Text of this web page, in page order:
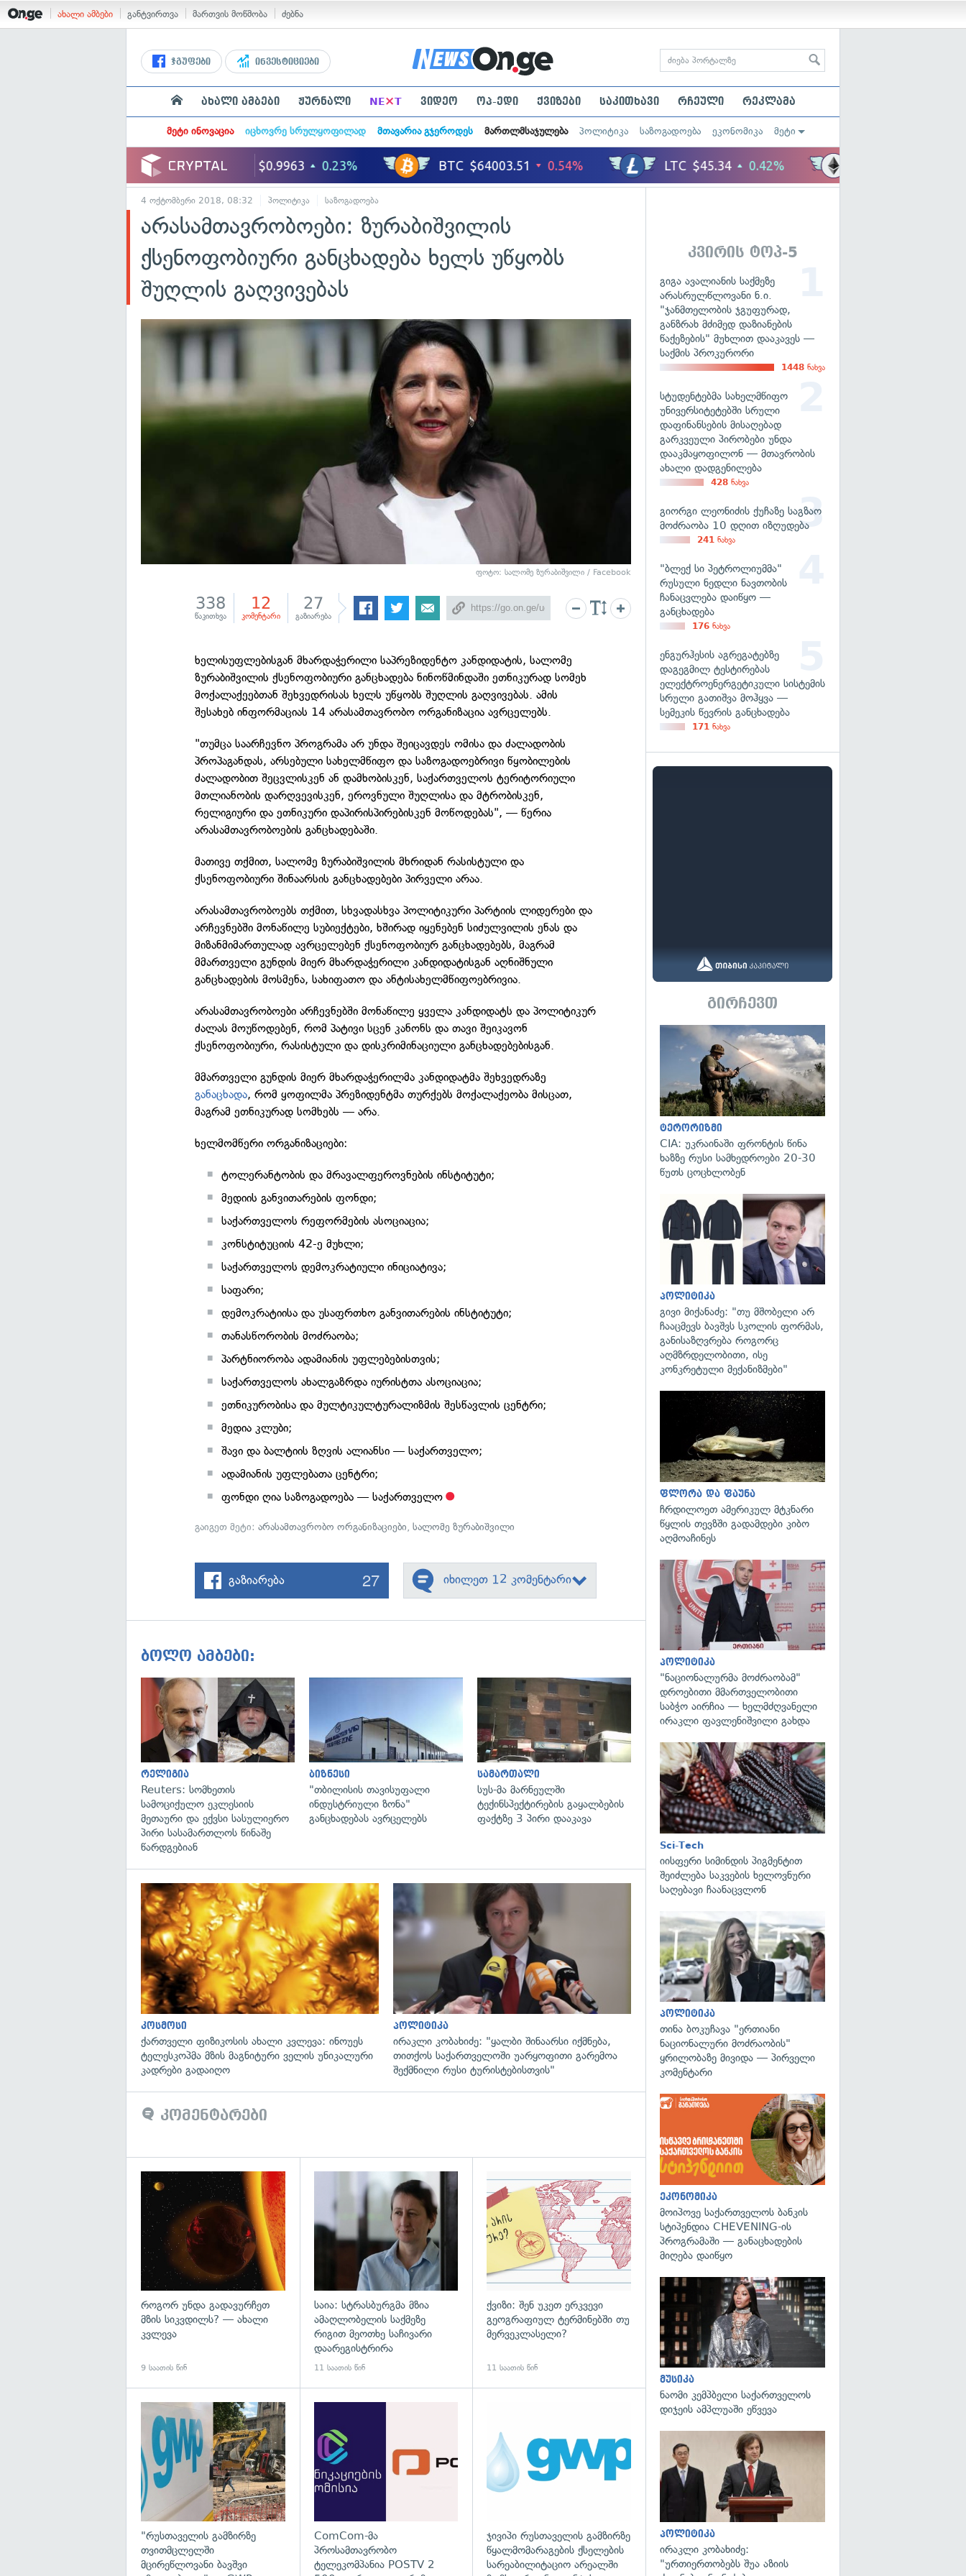
ახალი ამბები განტვირთვა მართვის მოწმობა ძებნა
ჯგუფები ინვესტიციები
ახალი ამბები ჟურნალი NE×T ვიდეო ოპ-ედი ქვიზები საკითხავი რჩეული რეკლამა
მეტი ინოვაცია იცხოვრე სრულყოფილად მთავარია გჯეროდეს მართლმსაჯულება პოლიტიკა საზოგადოება ეკონომიკა მეტი
4 ოქტომბერი 2018, 08:32 პოლიტიკა საზოგადოება
არასამთავრობოები: ზურაბიშვილის
ქსენოფობიური განცხადება ხელს უწყობს
შუღლის გაღვივებას
ფოტო: სალომე ზურაბიშვილი / Facebook
338
წაკითხვა
12
კომენტარი
27
გაზიარება
ხელისუფლებისგან მხარდაჭერილი საპრეზიდენტო კანდიდატის, სალომე
ზურაბიშვილის ქსენოფობიური განცხადება ნინოწმინდაში ეთნიკურად სომეხ
მოქალაქეებთან შეხვედრისას ხელს უწყობს შუღლის გაღვივებას. ამის
შესახებ ინფორმაციას 14 არასამთავრობო ორგანიზაცია ავრცელებს.
"თუმცა საარჩევნო პროგრამა არ უნდა შეიცავდეს ომისა და ძალადობის
პროპაგანდას, არსებული სახელმწიფო და საზოგადოებრივი წყობილების
ძალადობით შეცვლისკენ ან დამხობისკენ, საქართველოს ტერიტორიული
მთლიანობის დარღვევისკენ, ეროვნული შუღლისა და მტრობისკენ,
რელიგიური და ეთნიკური დაპირისპირებისკენ მოწოდებას", — წერია
არასამთავრობოების განცხადებაში.
მათივე თქმით, სალომე ზურაბიშვილის მხრიდან რასისტული და
ქსენოფობიური შინაარსის განცხადებები პირველი არაა.
არასამთავრობოებს თქმით, სხვადასხვა პოლიტიკური პარტიის ლიდერები და
არჩევნებში მონაწილე სუბიექტები, ხშირად იყენებენ სიძულვილის ენას და
მიზანმიმართულად ავრცელებენ ქსენოფობიურ განცხადებებს, მაგრამ
მმართველი გუნდის მიერ მხარდაჭერილი კანდიდატისგან აღნიშნული
განცხადების მოსმენა, სახიფათო და ანტისახელმწიფოებრივია.
არასამთავრობოები არჩევნებში მონაწილე ყველა კანდიდატს და პოლიტიკურ
ძალას მოუწოდებენ, რომ პატივი სცენ კანონს და თავი შეიკავონ
ქსენოფობიური, რასისტული და დისკრიმინაციული განცხადებებისგან.
მმართველი გუნდის მიერ მხარდაჭერილმა კანდიდატმა შეხვედრაზე
განაცხადა, რომ ყოფილმა პრეზიდენტმა თურქებს მოქალაქეობა მისცათ,
მაგრამ ეთნიკურად სომხებს — არა.
ხელმომწერი ორგანიზაციები:
ტოლერანტობის და მრავალფეროვნების ინსტიტუტი;
მედიის განვითარების ფონდი;
საქართველოს რეფორმების ასოციაცია;
კონსტიტუციის 42-ე მუხლი;
საქართველოს დემოკრატიული ინიციატივა;
საფარი;
დემოკრატიისა და უსაფრთხო განვითარების ინსტიტუტი;
თანასწორობის მოძრაობა;
პარტნიორობა ადამიანის უფლებებისთვის;
საქართველოს ახალგაზრდა იურისტთა ასოციაცია;
ეთნიკურობისა და მულტიკულტურალიზმის შესწავლის ცენტრი;
მედია კლუბი;
შავი და ბალტიის ზღვის ალიანსი — საქართველო;
ადამიანის უფლებათა ცენტრი;
ფონდი ღია საზოგადოება — საქართველო
გაიგეთ მეტი:არასამთავრობო ორგანიზაციები,სალომე ზურაბიშვილი
გაზიარება 27 იხილეთ 12 კომენტარი
ბოლო ამბები:
რელიგია
Reuters: სომხეთის
სამოციქულო ეკლესიის
მეთაური და ექვსი სასულიერო
პირი სასამართლოს წინაშე
წარდგებიან
გადახედვა
ბიზნესი
"თბილისის თავისუფალი
ინდუსტრიული ზონა"
განცხადებას ავრცელებს
გადახედვა
სამართალი
სუს-მა მარნეულში
ტექინსპექტირების გაყალბების
ფაქტზე 3 პირი დააკავა
კოსმოსი
ქართველი ფიზიკოსის ახალი კვლევა: ინოუეს
ტელესკოპმა მზის მაგნიტური ველის უნიკალური
კადრები გადაიღო
გადახედვა
პოლიტიკა
ირაკლი კობახიძე: "ყალბი შინაარსი იქმნება,
თითქოს საქართველოში უარყოფითი გარემოა
შექმნილი რუსი ტურისტებისთვის"
კომენტარები
როგორ უნდა გადავურჩეთ
მზის სიკვდილს? — ახალი
კვლევა
9 საათის წინ
გადახედვა
საია: სტრასბურგმა მზია
ამაღლობელის საქმეზე
რიგით მეოთხე საჩივარი
დაარეგისტრირა
11 საათის წინ
ქვიზი: შენ უკეთ ერკვევი
გეოგრაფიულ ტერმინებში თუ
მერვეკლასელი?
11 საათის წინ
"რუსთაველის გამზირზე
თვითმცლელში
მცირეწლოვანი ბავშვი
ComCom-მა
პროსამთავრობო
ტელეკომპანია POSTV 2
ჯივიპი რუსთაველის გამზირზე
წყალმომარაგების ქსელების
სარეაბილიტაციო არეალში
კვირის ტოპ-5
გიგა ავალიანის საქმეზე
არასრულწლოვანი ნ.ი.
"ჯანმთელობის ჯგუფურად,
განზრახ მძიმედ დაზიანების
წაქეზების" მუხლით დააკავეს —
საქმის პროკურორი
1448 ნახვა
სტუდენტებმა სახელმწიფო
უნივერსიტეტებში სრული
დაფინანსების მისაღებად
გარკვეული პირობები უნდა
დააკმაყოფილონ — მთავრობის
ახალი დადგენილება
428 ნახვა
გიორგი ლეონიძის ქუჩაზე საგზაო
მოძრაობა 10 დღით იზღუდება
241 ნახვა
"ბლექ სი პეტროლიუმმა"
რუსული ნედლი ნავთობის
ჩანაცვლება დაიწყო —
განცხადება
176 ნახვა
ენგურჰესის აგრეგატებზე
დაგეგმილ ტესტირებას
ელექტროენერგეტიკული სისტემის
სრული გათიშვა მოჰყვა —
სემეკის წევრის განცხადება
171 ნახვა
გირჩევთ
ტერორიზმი
CIA: უკრაინაში ფრონტის წინა
ხაზზე რუსი სამხედროები 20-30
წუთს ცოცხლობენ
პოლიტიკა
გივი მიქანაძე: "თუ მშობელი არ
ჩააცმევს ბავშვს სკოლის ფორმას,
განისაზღვრება როგორც
აღმზრდელობითი, ისე
კონკრეტული მექანიზმები"
ფლორა და ფაუნა
ჩრდილოეთ ამერიკულ მტკნარი
წყლის თევზში გადამდები კიბო
აღმოაჩინეს
პოლიტიკა
"ნაციონალურმა მოძრაობამ"
დროებითი მმართველობითი
საბჭო აირჩია — ხელმძღვანელი
ირაკლი ფავლენიშვილი გახდა
Sci-Tech
იისფერი სიმინდის პიგმენტით
შეიძლება საკვების ხელოვნური
საღებავი ჩაანაცვლონ
პოლიტიკა
თინა ბოკუჩავა "ერთიანი
ნაციონალური მოძრაობის"
ყრილობაზე მივიდა — პირველი
კომენტარი
ეკონომიკა
მოიპოვე საქართველოს ბანკის
სტიპენდია CHEVENING-ის
პროგრამაში — განაცხადების
მიღება დაიწყო
მუსიკა
ნაომი კემპბელი საქართველოს
დიჯეის ამპლუაში ეწვევა
პოლიტიკა
ირაკლი კობახიძე:
"ურთიერთობებს შუა აზიის